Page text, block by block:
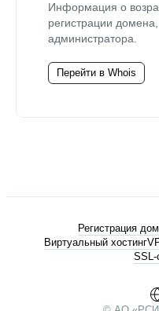
Информация о
регистрации домена,
администратора.
Перейти в Whois
Регистрация
Виртуальный хостинг
SSL-